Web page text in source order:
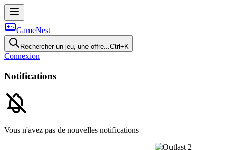
GameNest
Rechercher un jeu, une offre...Ctrl+K
Connexion
Notifications
Vous n'avez pas de nouvelles notifications